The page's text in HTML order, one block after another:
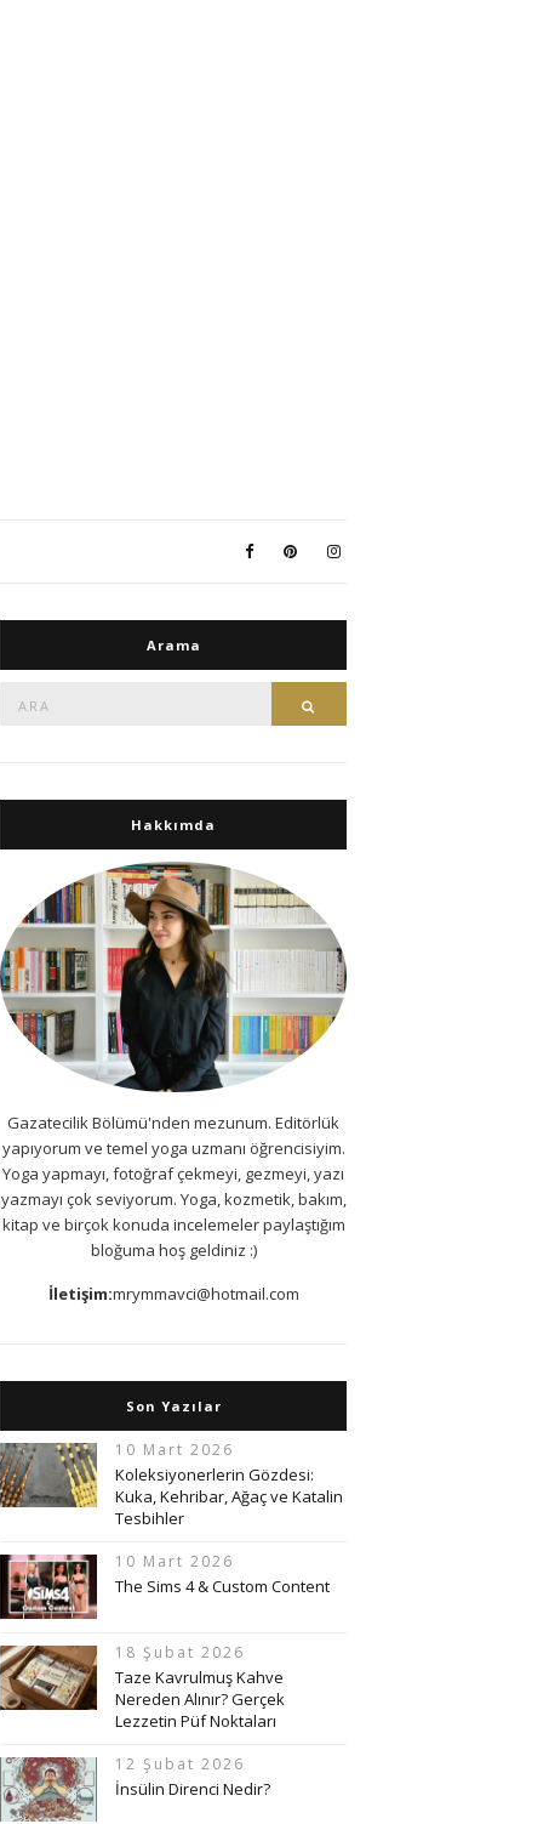
Arama
Hakkımda
Gazatecilik Bölümü'nden mezunum. Editörlük
yapıyorum ve temel yoga uzmanı öğrencisiyim.
Yoga yapmayı, fotoğraf çekmeyi, gezmeyi, yazı
yazmayı çok seviyorum. Yoga, kozmetik, bakım,
kitap ve birçok konuda incelemeler paylaştığım
bloğuma hoş geldiniz :)
İletişim:mrymmavci@hotmail.com
Son Yazılar
10 Mart 2026
Koleksiyonerlerin Gözdesi:
Kuka, Kehribar, Ağaç ve Katalin
Tesbihler
10 Mart 2026
The Sims 4 & Custom Content
18 Şubat 2026
Taze Kavrulmuş Kahve
Nereden Alınır? Gerçek
Lezzetin Püf Noktaları
12 Şubat 2026
İnsülin Direnci Nedir?